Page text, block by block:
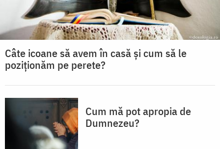
Câte icoane să avem în casă și cum să le
poziționăm pe perete?
Cum mă pot apropia de
Dumnezeu?